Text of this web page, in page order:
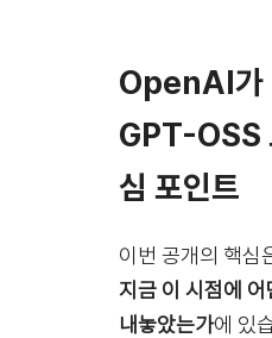
OpenAI가
GPT-OSS
심 포인트
이번 공개의 핵심
지금 이 시점에
내놓았는가에 있